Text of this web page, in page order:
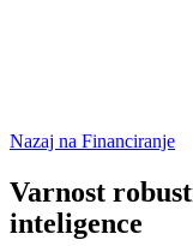
Nazaj na Financiranje
Varnost
inteligence